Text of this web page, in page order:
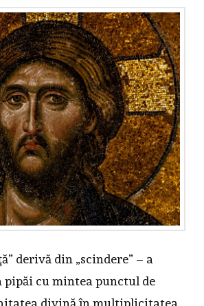
derivă din „scindere” – a
pipăi cu mintea punctul de
divină în multiplicitatea